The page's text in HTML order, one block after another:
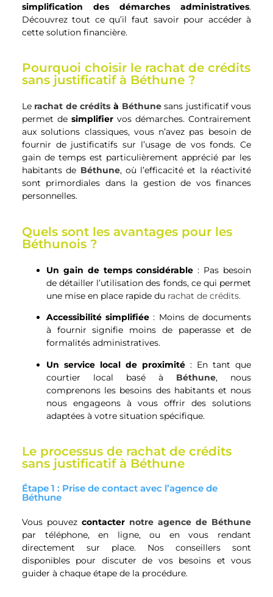
simplification des démarches administratives.
Découvrez tout ce qu’il faut savoir pour accéder à
cette solution financière.
Pourquoi choisir le rachat de crédits
sans justificatif à Béthune ?
Le rachat de crédits à Béthunesans justificatif vous
permet de simplifiervos démarches. Contrairement
aux solutions classiques, vous n’avez pas besoin de
fournir de justificatifs sur l’usage de vos fonds. Ce
gain de temps est particulièrement apprécié par les
habitants de Béthune, où l’efficacité et la réactivité
sont primordiales dans la gestion de vos finances
personnelles.
Quels sont les avantages pour les
Béthunois ?
Un gain de temps considérable : Pas besoin
de détailler l’utilisation des fonds, ce qui permet
une mise en place rapide du rachat de crédits.
Accessibilité simplifiée : Moins de documents
à fournir signifie moins de paperasse et de
formalités administratives.
Un service local de proximité : En tant que
courtier local basé à Béthune, nous
comprenons les besoins des habitants et nous
nous engageons à vous offrir des solutions
adaptées à votre situation spécifique.
Le processus de rachat de crédits
sans justificatif à Béthune
Étape 1 : Prise de contact avec l’agence de
Béthune
Vous pouvez contacter notre agence de Béthune
par téléphone, en ligne, ou en vous rendant
directement sur place. Nos conseillers sont
disponibles pour discuter de vos besoins et vous
guider à chaque étape de la procédure.